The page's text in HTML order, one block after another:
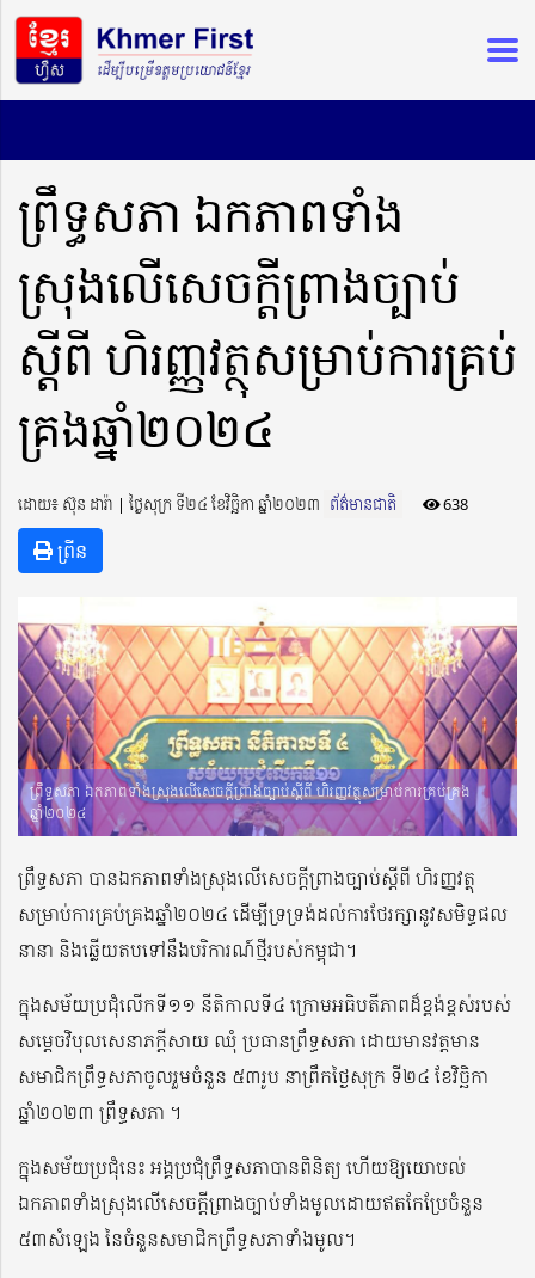
ព្រឹទ្ធសភា ឯកភាពទាំង
ស្រុងលើសេចក្តីព្រាងច្បាប់
ស្តីពី ហិរញ្ញវត្ថុសម្រាប់ការគ្រប់
គ្រងឆ្នាំ២០២៤
ដោយ៖ ស៊ុន ដារ៉ា ​​ | ថ្ងៃសុក្រ ទី២៤ ខែវិច្ឆិកា ឆ្នាំ២០២៣ ព័ត៌មានជាតិ 638
ព្រីន
ព្រឹទ្ធសភា ឯកភាពទាំងស្រុងលើសេចក្តីព្រាងច្បាប់ស្តីពី ហិរញ្ញវត្ថុសម្រាប់ការគ្រប់គ្រង
ឆ្នាំ២០២៤
ព្រឹទ្ធសភា បានឯកភាពទាំងស្រុងលើសេចក្តីព្រាងច្បាប់ស្តីពី ហិរញ្ញវត្ថុ
សម្រាប់ការគ្រប់គ្រងឆ្នាំ២០២៤ ដើម្បីទ្រទ្រង់ដល់ការថែរក្សានូវសមិទ្ធផល
នានា និងឆ្លើយតបទៅនឹងបរិការណ៍ថ្មីរបស់កម្ពុជា។
ក្នុងសម័យប្រជុំលើកទី១១ នីតិកាលទី៤ ក្រោមអធិប​តី​ភាពដ៏ខ្ពង់ខ្ពស់​​​របស់
សម្តេចវិបុលសេនាភក្តីសាយ ឈុំ ប្រធានព្រឹទ្ធសភា ដោយមានវត្តមាន
សមាជិកព្រឹទ្ធសភាចូលរួមចំនួន ៥៣រូប នាព្រឹកថ្ងៃសុក្រ ទី២៤ ខែវិច្ឆិកា
ឆ្នាំ២០២៣ ព្រឹទ្ធសភា ។
ក្នុងសម័យប្រជុំនេះ អង្គប្រជុំព្រឹទ្ធសភាបានពិនិត្យ ហើយឱ្យយោបល់
ឯកភាពទាំងស្រុងលើសេចក្តីព្រាងច្បាប់ទាំងមូលដោយឥតកែប្រែចំនួន
៥៣សំឡេង នៃចំនួនសមាជិកព្រឹទ្ធសភាទាំងមូល។